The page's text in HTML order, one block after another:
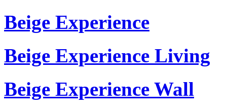
Beige Experience
Beige Experience Living
Beige Experience Wall